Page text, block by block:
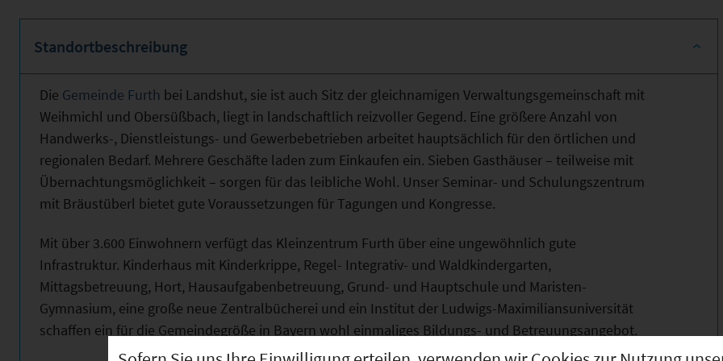
Standortbeschreibung
Die Gemeinde Furth bei Landshut, sie ist auch Sitz der gleichnamigen Verwaltungsgemeinschaft mit
Weihmichl und Obersüßbach, liegt in landschaftlich reizvoller Gegend. Eine größere Anzahl von
Handwerks-, Dienstleistungs- und Gewerbebetrieben arbeitet hauptsächlich für den örtlichen und
regionalen Bedarf. Mehrere Geschäfte laden zum Einkaufen ein. Sieben Gasthäuser – teilweise mit
Übernachtungsmöglichkeit – sorgen für das leibliche Wohl. Unser Seminar- und Schulungszentrum
mit Bräustüberl bietet gute Voraussetzungen für Tagungen und Kongresse.
Mit über 3.600 Einwohnern verfügt das Kleinzentrum Furth über eine ungewöhnlich gute
Infrastruktur. Kinderhaus mit Kinderkrippe, Regel- Integrativ- und Waldkindergarten,
Mittagsbetreuung, Hort, Hausaufgabenbetreuung, Grund- und Hauptschule und Maristen-
Gymnasium, eine große neue Zentralbücherei und ein Institut der Ludwigs-Maximiliansuniversität
schaffen ein für die Gemeindegröße in Bayern wohl einmaliges Bildungs- und Betreuungsangebot.